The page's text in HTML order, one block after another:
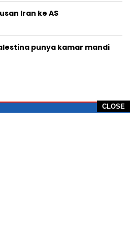
CLOSE
Iran ke AS
punya kamar mandi